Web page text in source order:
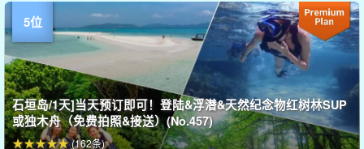
石垣岛/1天]当天预订即可！登陆&浮潜&天然纪念物红树林SUP
或独木舟（免费拍照&接送）(No.457)
(162条)